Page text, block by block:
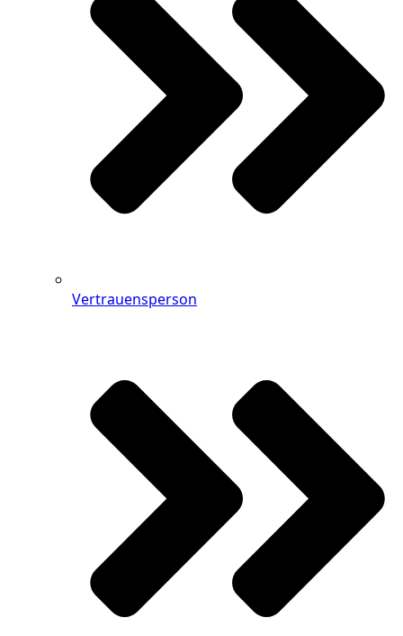
Vertrauensperson